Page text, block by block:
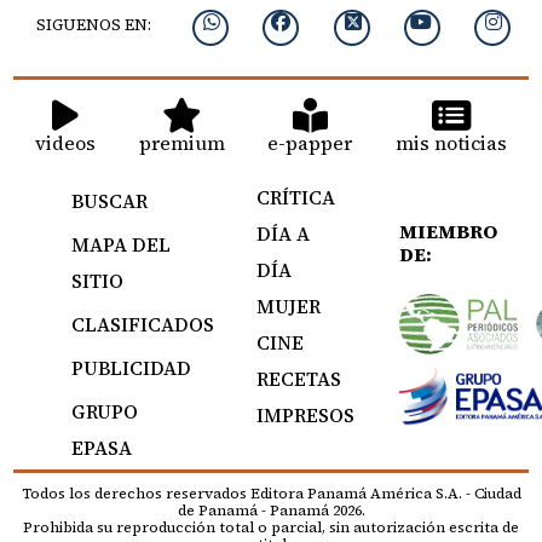
SIGUENOS EN:
videos premium e-papper mis noticias
BUSCAR
MAPA DEL
SITIO
CLASIFICADOS
PUBLICIDAD
GRUPO
EPASA
CRÍTICA
DÍA A
DÍA
MUJER
CINE
RECETAS
IMPRESOS
MIEMBRO
DE:
Todos los derechos reservados Editora Panamá América S.A. - Ciudad
de Panamá - Panamá 2026.
Prohibida su reproducción total o parcial, sin autorización escrita de